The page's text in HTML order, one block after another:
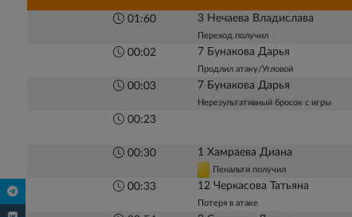
01:60 3 Нечаева Владислава
Переход получил
00:02 7 Бунакова Дарья
Продлил атаку/Угловой
00:03 7 Бунакова Дарья
Нерезультативный бросок с игры
00:23
00:30 1 Хамраева Диана
Пенальти получил
00:33 12 Черкасова Татьяна
Потеря в атаке